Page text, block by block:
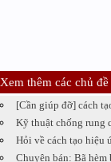
Xem thêm các chủ
[Cần giúp đỡ] cách
Kỹ thuật chống rung
Hỏi về cách tạo hiệu
Chuyên bán: Bã hèm